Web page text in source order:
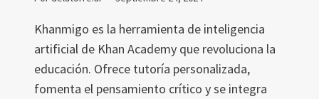
Khanmigo es la herramienta de inteligencia
artificial de Khan Academy que revoluciona la
educación. Ofrece tutoría personalizada,
fomenta el pensamiento crítico y se integra